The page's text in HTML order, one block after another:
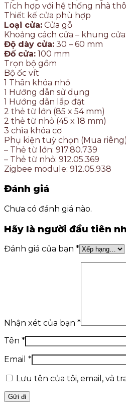
Tích hợp với hệ thống nhà
Thiết kế cửa phù hợp
Loại cửa: Cửa gỗ
Khoảng cách cửa – khung
Độ dày cửa: 30 – 60 mm
Đố cửa: 100 mm
Trọn bộ gồm
Bộ ốc vít
1 Thân khóa nhỏ
1 Hướng dẫn sử dụng
1 Hướng dẫn lắp đặt
2 thẻ từ lớn (85 x 54 mm)
2 thẻ từ nhỏ (45 x 18 mm)
3 chìa khóa cơ
Phụ kiện tuỳ chọn (Mua
– Thẻ từ lớn: 917.80.739
– Thẻ từ nhỏ: 912.05.369
Zigbee module: 912.05.938
Đánh giá
Chưa có đánh giá nào.
Hãy là người đầu tiên
Đánh giá của bạn *
Nhận xét của bạn *
Tên *
Email *
Lưu tên của tôi, email, và